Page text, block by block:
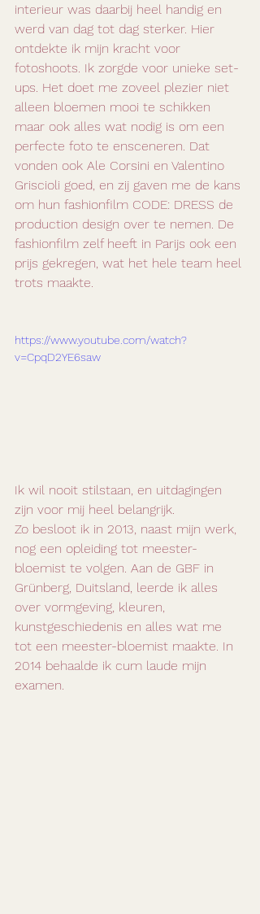
interieur was daarbij heel handig en
werd van dag tot dag sterker. Hier
ontdekte ik mijn kracht voor
fotoshoots. Ik zorgde voor unieke set-
ups. Het doet me zoveel plezier niet
alleen bloemen mooi te schikken
maar ook alles wat nodig is om een
perfecte foto te ensceneren. Dat
vonden ook Ale Corsini en Valentino
Griscioli goed, en zij gaven me de kans
om hun fashionfilm CODE: DRESS de
production design over te nemen. De
fashionfilm zelf heeft in Parijs ook een
prijs gekregen, wat het hele team heel
trots maakte.
https://www.youtube.com/watch?
v=CpqD2YE6saw
Ik wil nooit stilstaan, en uitdagingen
zijn voor mij heel belangrijk.
Zo besloot ik in 2013, naast mijn werk,
nog een opleiding tot meester-
bloemist te volgen. Aan de GBF in
Grünberg, Duitsland, leerde ik alles
over vormgeving, kleuren,
kunstgeschiedenis en alles wat me
tot een meester-bloemist maakte. In
2014 behaalde ik cum laude mijn
examen.